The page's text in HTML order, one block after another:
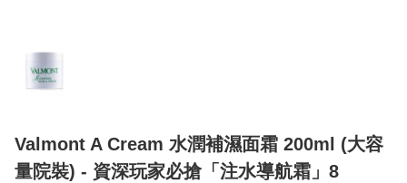
Valmont A Cream 水潤補濕面霜 200ml (大容
量院裝) - 資深玩家必搶「注水導航霜」8